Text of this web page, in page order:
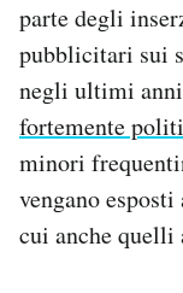
parte degli
pubblicitari sui
negli ultimi anni
fortemente
minori
vengano
cui anche quelli